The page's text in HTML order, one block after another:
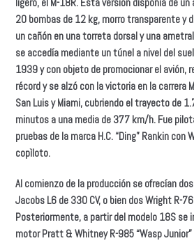
20 bombas de 12 kg, morro transparente y
un cañón en una torreta dorsal y una
se accedía mediante un túnel a nivel del
1939 y con objeto de promocionar el avión,
récord y se alzó con la victoria en la carrera
San Luis y Miami, cubriendo el trayecto de
minutos a una media de 377 km/h. Fue
pruebas de la marca H.C. “Ding” Rankin con
copìloto.
Al comienzo de la producción se ofrecían
Jacobs L6 de 330 CV, o bien dos Wright R-
Posteriormente, a partir del modelo 18S se
motor Pratt & Whitney R-985 “Wasp Junior”